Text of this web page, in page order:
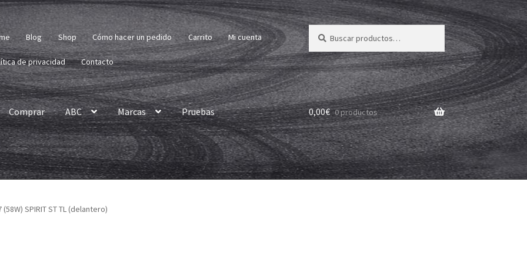
Blog Shop Cómo hacer un pedido Carrito Mi cuenta
de privacidad Contacto
Buscar
por:
Buscar
Comprar ABC Marcas Pruebas 0,00€ 0 productos
SPIRIT ST TL (delantero)